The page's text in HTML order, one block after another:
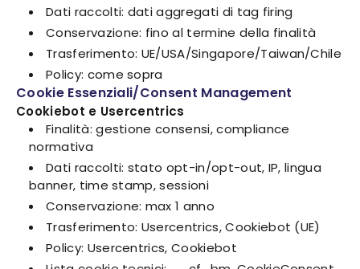
Dati raccolti: dati aggregati di tag firing
Conservazione: fino al termine della finalità
Trasferimento: UE/USA/Singapore/Taiwan/Chile
Policy: come sopra
Cookie Essenziali/Consent Management
Cookiebot e Usercentrics
Finalità: gestione consensi, compliance
normativa
Dati raccolti: stato opt-in/opt-out, IP, lingua
banner, time stamp, sessioni
Conservazione: max 1 anno
Trasferimento: Usercentrics, Cookiebot (UE)
Policy: Usercentrics, Cookiebot